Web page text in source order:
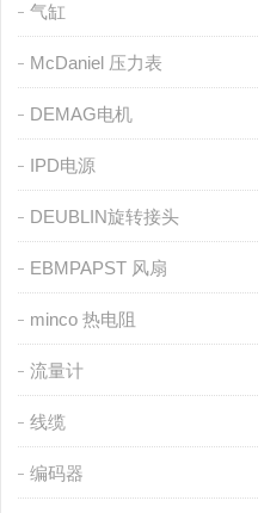
气缸
McDaniel 压力表
DEMAG电机
IPD电源
DEUBLIN旋转接头
EBMPAPST 风扇
minco 热电阻
流量计
线缆
编码器